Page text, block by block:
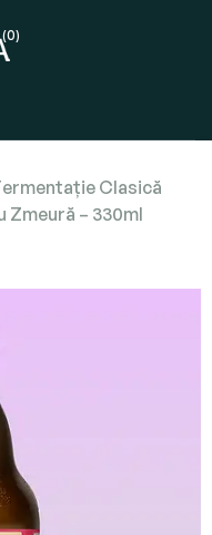
(0)
Clasică
Zmeură – 330ml